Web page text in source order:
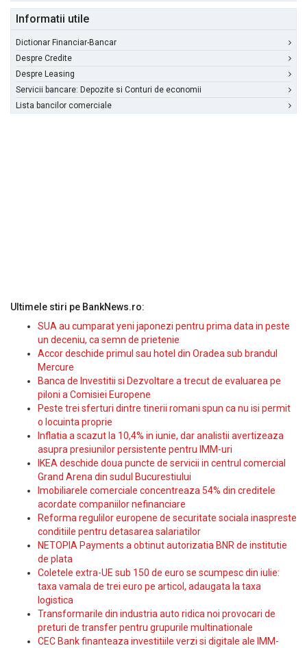
Informatii utile
Dictionar Financiar-Bancar
Despre Credite
Despre Leasing
Servicii bancare: Depozite si Conturi de economii
Lista bancilor comerciale
Ultimele stiri pe BankNews.ro:
SUA au cumparat yeni japonezi pentru prima data in peste
un deceniu, ca semn de prietenie
Accor deschide primul sau hotel din Oradea sub brandul
Mercure
Banca de Investitii si Dezvoltare a trecut de evaluarea pe
piloni a Comisiei Europene
Peste trei sferturi dintre tinerii romani spun ca nu isi permit
o locuinta proprie
Inflatia a scazut la 10,4% in iunie, dar analistii avertizeaza
asupra presiunilor persistente pentru IMM-uri
IKEA deschide doua puncte de servicii in centrul comercial
Grand Arena din sudul Bucurestiului
Imobiliarele comerciale concentreaza 54% din creditele
acordate companiilor nefinanciare
Reforma regulilor europene de securitate sociala inaspreste
conditiile pentru detasarea salariatilor
NETOPIA Payments a obtinut autorizatia BNR de institutie
de plata
Coletele extra-UE sub 150 de euro se scumpesc din iulie:
taxa vamala de trei euro pe articol, adaugata la taxa
logistica
Transformarile din industria auto ridica noi provocari de
preturi de transfer pentru grupurile multinationale
CEC Bank finanteaza investitiile verzi si digitale ale IMM-